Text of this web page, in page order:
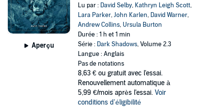
Aperçu
Lu par : David Selby, Kathryn Leigh Scott,
Lara Parker,John Karlen, David Warner,
Andrew Collins, Ursula Burton
Durée : 1 h et 1 min
Série : Dark Shadows, Volume 2.3
Langue : Anglais
Pas de notations
8,63 € ou gratuit avec l'essai.
Renouvellement automatique à
5,99 €/mois après l'essai. Voir
conditions d'éligibilité